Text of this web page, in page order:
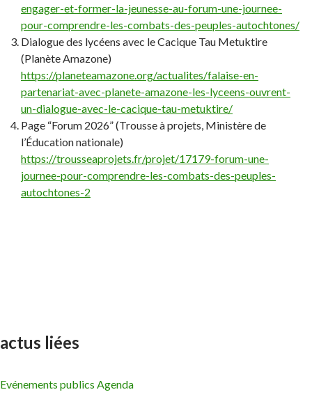
engager-et-former-la-jeunesse-au-forum-une-journee-
pour-comprendre-les-combats-des-peuples-autochtones/
Dialogue des lycéens avec le Cacique Tau Metuktire
(Planète Amazone)
https://planeteamazone.org/actualites/falaise-en-
partenariat-avec-planete-amazone-les-lyceens-ouvrent-
un-dialogue-avec-le-cacique-tau-metuktire/
Page “Forum 2026” (Trousse à projets, Ministère de
l’Éducation nationale)
https://trousseaprojets.fr/projet/17179-forum-une-
journee-pour-comprendre-les-combats-des-peuples-
autochtones-2
actus liées
Evénements publics Agenda